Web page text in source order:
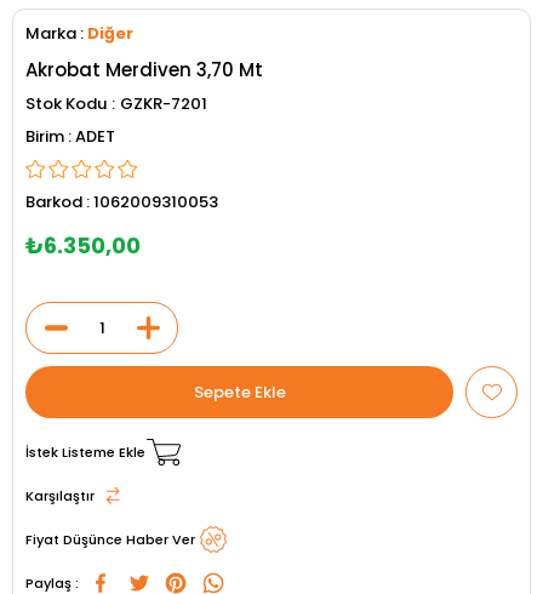
Marka : Diğer
Akrobat Merdiven 3,70 Mt
Stok Kodu
GZKR-7201
ADET
Barkod :1062009310053
₺6.350,00
İstek Listeme Ekle
Karşılaştır
Fiyat Düşünce Haber Ver
Paylaş :